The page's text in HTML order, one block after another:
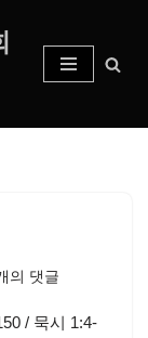
의 댓글
/ 묵시 1:4-